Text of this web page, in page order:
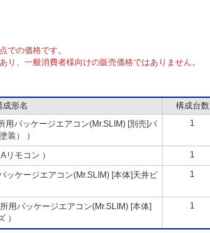
での価格です。
、一般消費者様向けの販売価格ではありません。
成形名
構成台数
用パッケージエアコン(Mr.SLIM) [別売]パ
装） ）
1
リモコン ） 1
ッケージエアコン(Mr.SLIM) [本体]天井ビ
1
用パッケージエアコン(Mr.SLIM) [本体]
）
1